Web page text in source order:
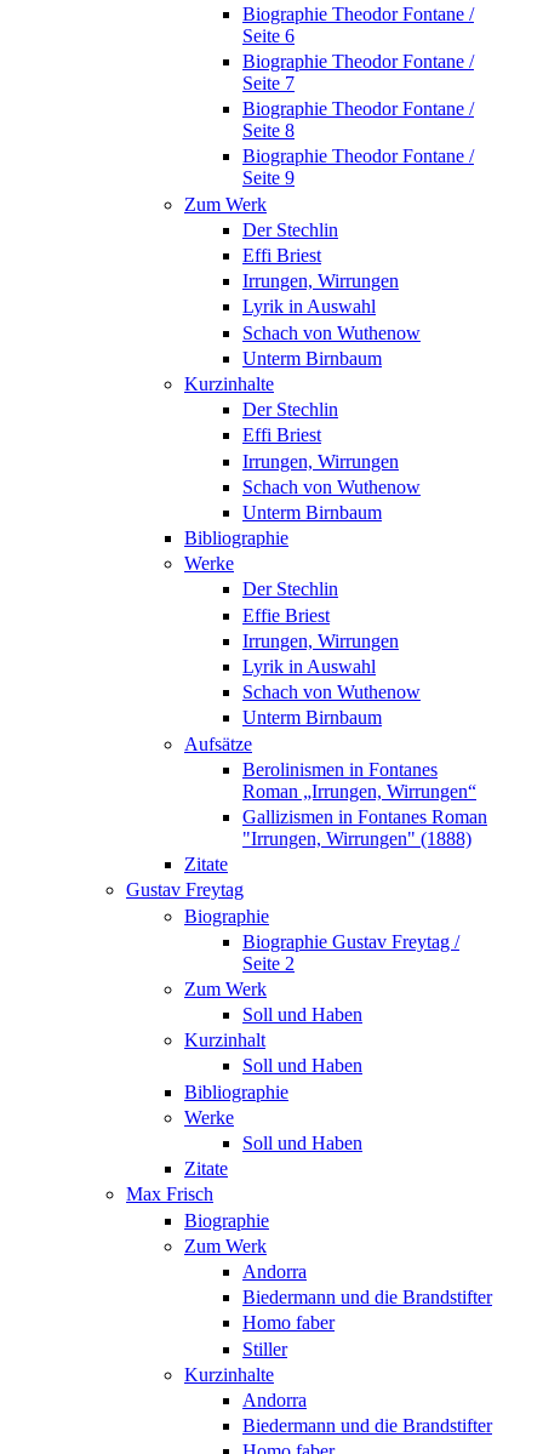
Biographie Theodor Fontane /
Seite 6
Biographie Theodor Fontane /
Seite 7
Biographie Theodor Fontane /
Seite 8
Biographie Theodor Fontane /
Seite 9
Zum Werk
Der Stechlin
Effi Briest
Irrungen, Wirrungen
Lyrik in Auswahl
Schach von Wuthenow
Unterm Birnbaum
Kurzinhalte
Der Stechlin
Effi Briest
Irrungen, Wirrungen
Schach von Wuthenow
Unterm Birnbaum
Bibliographie
Werke
Der Stechlin
Effie Briest
Irrungen, Wirrungen
Lyrik in Auswahl
Schach von Wuthenow
Unterm Birnbaum
Aufsätze
Berolinismen in Fontanes
Roman „Irrungen, Wirrungen“
Gallizismen in Fontanes Roman
"Irrungen, Wirrungen" (1888)
Zitate
Gustav Freytag
Biographie
Biographie Gustav Freytag /
Seite 2
Zum Werk
Soll und Haben
Kurzinhalt
Soll und Haben
Bibliographie
Werke
Soll und Haben
Zitate
Max Frisch
Biographie
Zum Werk
Andorra
Biedermann und die Brandstifter
Homo faber
Stiller
Kurzinhalte
Andorra
Biedermann und die Brandstifter